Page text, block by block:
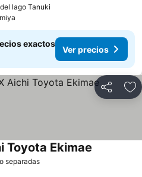
lago Tanuki
exactos
Ver precios
Compartir
separadasVer precios
Toyota Ekimae